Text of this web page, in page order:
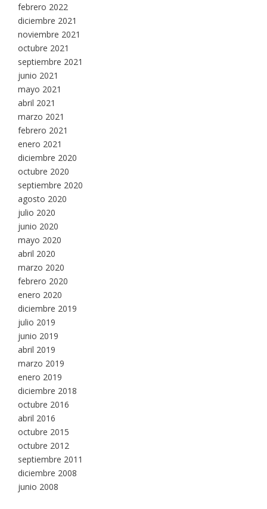
febrero 2022
diciembre 2021
noviembre 2021
octubre 2021
septiembre 2021
junio 2021
mayo 2021
abril 2021
marzo 2021
febrero 2021
enero 2021
diciembre 2020
octubre 2020
septiembre 2020
agosto 2020
julio 2020
junio 2020
mayo 2020
abril 2020
marzo 2020
febrero 2020
enero 2020
diciembre 2019
julio 2019
junio 2019
abril 2019
marzo 2019
enero 2019
diciembre 2018
octubre 2016
abril 2016
octubre 2015
octubre 2012
septiembre 2011
diciembre 2008
junio 2008